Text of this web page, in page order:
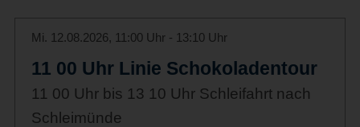
Mi. 12.08.2026, 11:00 Uhr - 13:10 Uhr
11 00 Uhr Linie Schokoladentour
11 00 Uhr bis 13 10 Uhr Schleifahrt nach
Schleimünde